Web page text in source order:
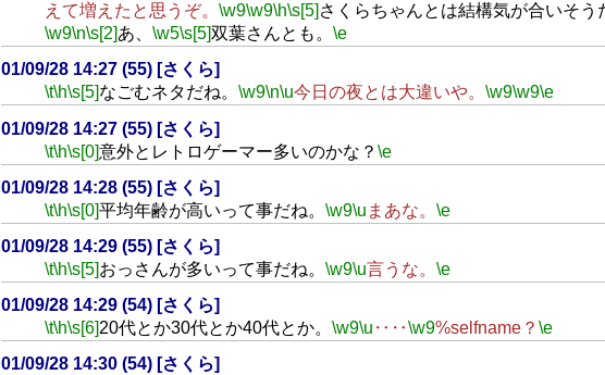
えて増えたと思うぞ。 \w9\w9\h\s[5] さくらちゃんとは結構気が合いそう
\w9\n\s[2]あ、 \w5\s[5]双葉さんとも。 \e
01/09/28 14:27 (55) [さくら]
\t\h\s[5] なごむネタだね。 \w9\n\u今日の夜とは大違いや。 \w9\w9\e
01/09/28 14:27 (55) [さくら]
\t\h\s[0]意外とレトロゲーマー多いのかな？ \e
01/09/28 14:28 (55) [さくら]
\t\h\s[0]平均年齢が高いって事だね。 \w9\u まあな。 \e
01/09/28 14:29 (55) [さくら]
\t\h\s[5]おっさんが多いって事だね。 \w9\u言うな。 \e
01/09/28 14:29 (54) [さくら]
\t\h\s[6]20代とか30代とか40代とか。 \w9\u ‥‥\w9%selfname？ \e
01/09/28 14:30 (54) [さくら]